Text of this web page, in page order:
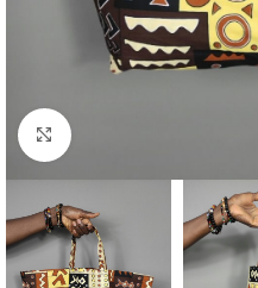
Agrandir